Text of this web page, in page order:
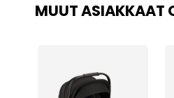
MUUT ASIAKKAAT